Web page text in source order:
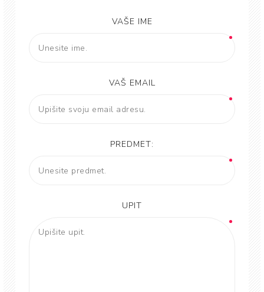
VAŠE IME
VAŠ EMAIL
PREDMET:
UPIT